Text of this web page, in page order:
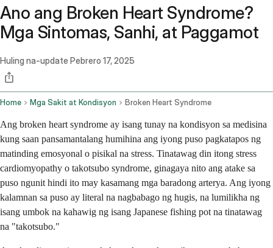
Ano ang Broken Heart Syndrome?
Mga Sintomas, Sanhi, at Paggamot
Huling na-update Pebrero 17, 2025
Home Mga Sakit at Kondisyon Broken Heart Syndrome
Ang broken heart syndrome ay isang tunay na kondisyon sa medisina
kung saan pansamantalang humihina ang iyong puso pagkatapos ng
matinding emosyonal o pisikal na stress. Tinatawag din itong stress
cardiomyopathy o takotsubo syndrome, ginagaya nito ang atake sa
puso ngunit hindi ito may kasamang mga baradong arterya. Ang iyong
kalamnan sa puso ay literal na nagbabago ng hugis, na lumilikha ng
isang umbok na kahawig ng isang Japanese fishing pot na tinatawag
na "takotsubo."